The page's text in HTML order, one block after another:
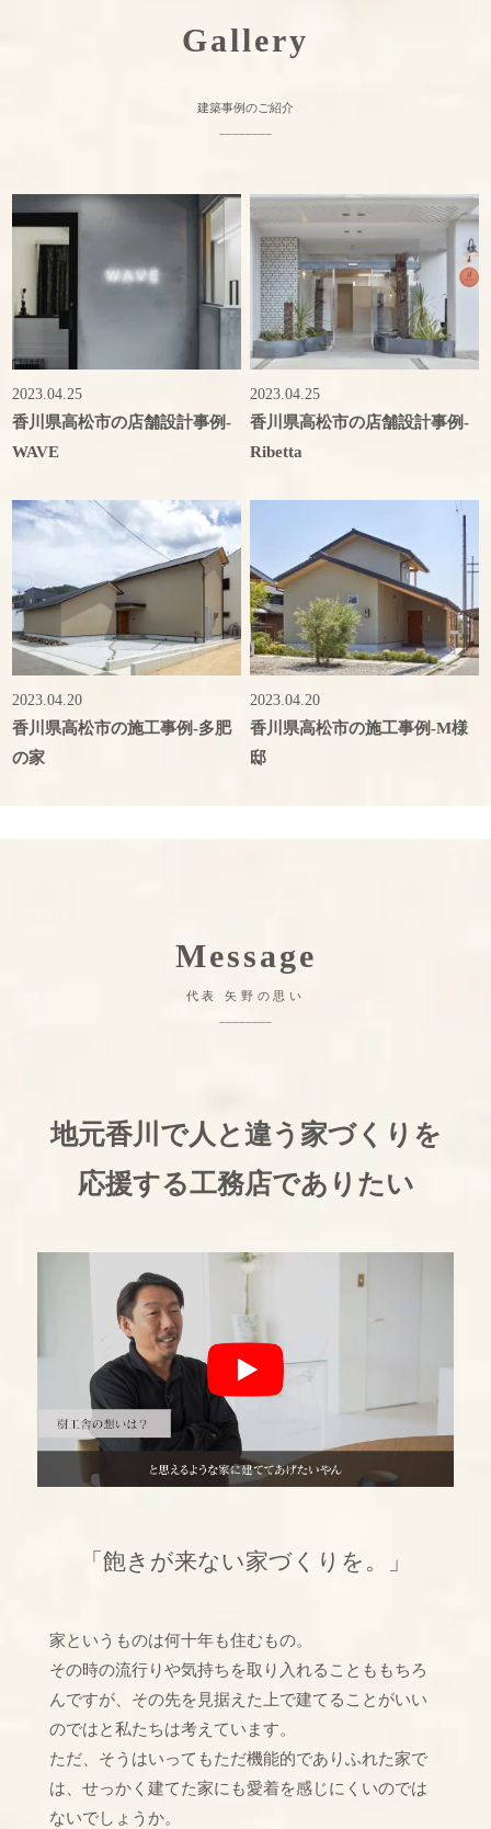
Gallery
建築事例のご紹介
2023.04.25
香川県高松市の店舗設計事例-
WAVE
2023.04.25
香川県高松市の店舗設計事例-
Ribetta
2023.04.20
香川県高松市の施工事例-多肥
の家
2023.04.20
香川県高松市の施工事例-M様
邸
Message
代表 矢野の思い
地元香川で人と違う家づくりを
応援する工務店でありたい
「飽きが来ない家づくりを。」
家というものは何十年も住むもの。
その時の流行りや気持ちを取り入れることももちろ
んですが、その先を見据えた上で建てることがいい
のではと私たちは考えています。
ただ、そうはいってもただ機能的でありふれた家で
は、せっかく建てた家にも愛着を感じにくいのでは
ないでしょうか。